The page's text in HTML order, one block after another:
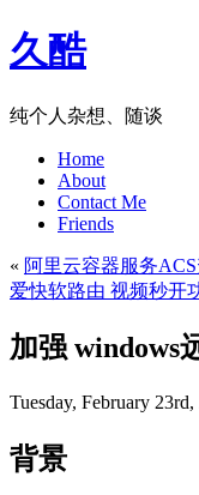
久酷
纯个人杂想、随谈
Home
About
Contact Me
Friends
« 阿里云容器服务
爱快软路由 视频秒开
加强 windows
Tuesday, February
背景